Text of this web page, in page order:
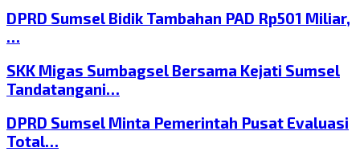
DPRD Sumsel Bidik Tambahan PAD Rp501 Miliar,
…
SKK Migas Sumbagsel Bersama Kejati Sumsel
Tandatangani…
DPRD Sumsel Minta Pemerintah Pusat Evaluasi
Total…